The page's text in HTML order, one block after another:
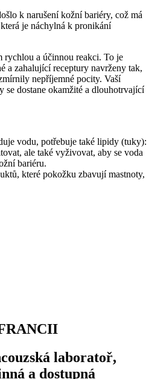
k narušení kožní bariéry, což má
je náchylná k pronikání
rychlou a účinnou reakci. To je
a zahalující receptury navrženy tak,
nepříjemné pocity. Vaší
se dostane okamžité a dlouhotrvající
vodu, potřebuje také lipidy (tuky):
ale také vyživovat, aby se voda
bariéru.
které pokožku zbavují mastnoty,
laboratoř,
a dostupná